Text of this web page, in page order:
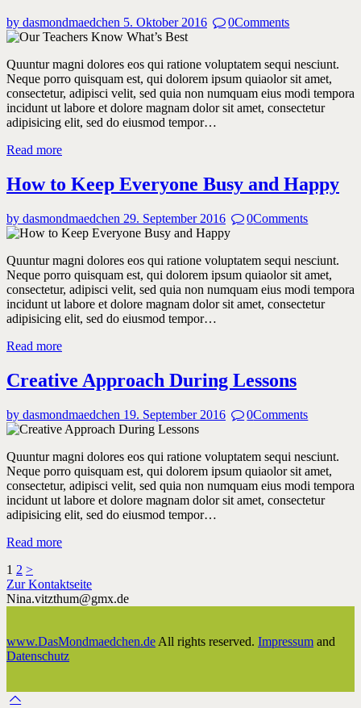
by dasmondmaedchen 5. Oktober 2016 0Comments
Quuntur magni dolores eos qui ratione voluptatem sequi nesciunt.
Neque porro quisquam est, qui dolorem ipsum quiaolor sit amet,
consectetur, adipisci velit, sed quia non numquam eius modi tempora
incidunt ut labore et dolore magnam dolor sit amet, consectetur
adipisicing elit, sed do eiusmod tempor…
Read more
How to Keep Everyone Busy and Happy
by dasmondmaedchen 29. September 2016 0Comments
Quuntur magni dolores eos qui ratione voluptatem sequi nesciunt.
Neque porro quisquam est, qui dolorem ipsum quiaolor sit amet,
consectetur, adipisci velit, sed quia non numquam eius modi tempora
incidunt ut labore et dolore magnam dolor sit amet, consectetur
adipisicing elit, sed do eiusmod tempor…
Read more
Creative Approach During Lessons
by dasmondmaedchen 19. September 2016 0Comments
Quuntur magni dolores eos qui ratione voluptatem sequi nesciunt.
Neque porro quisquam est, qui dolorem ipsum quiaolor sit amet,
consectetur, adipisci velit, sed quia non numquam eius modi tempora
incidunt ut labore et dolore magnam dolor sit amet, consectetur
adipisicing elit, sed do eiusmod tempor…
Read more
Beitragsnavigation
Page
1 Page
2 >
Zur Kontaktseite
Nina.vitzthum@gmx.de
www.DasMondmaedchen.de All rights reserved. Impressum and
Datenschutz